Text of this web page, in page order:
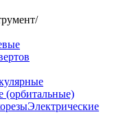
/
(орбитальные)
Электрические